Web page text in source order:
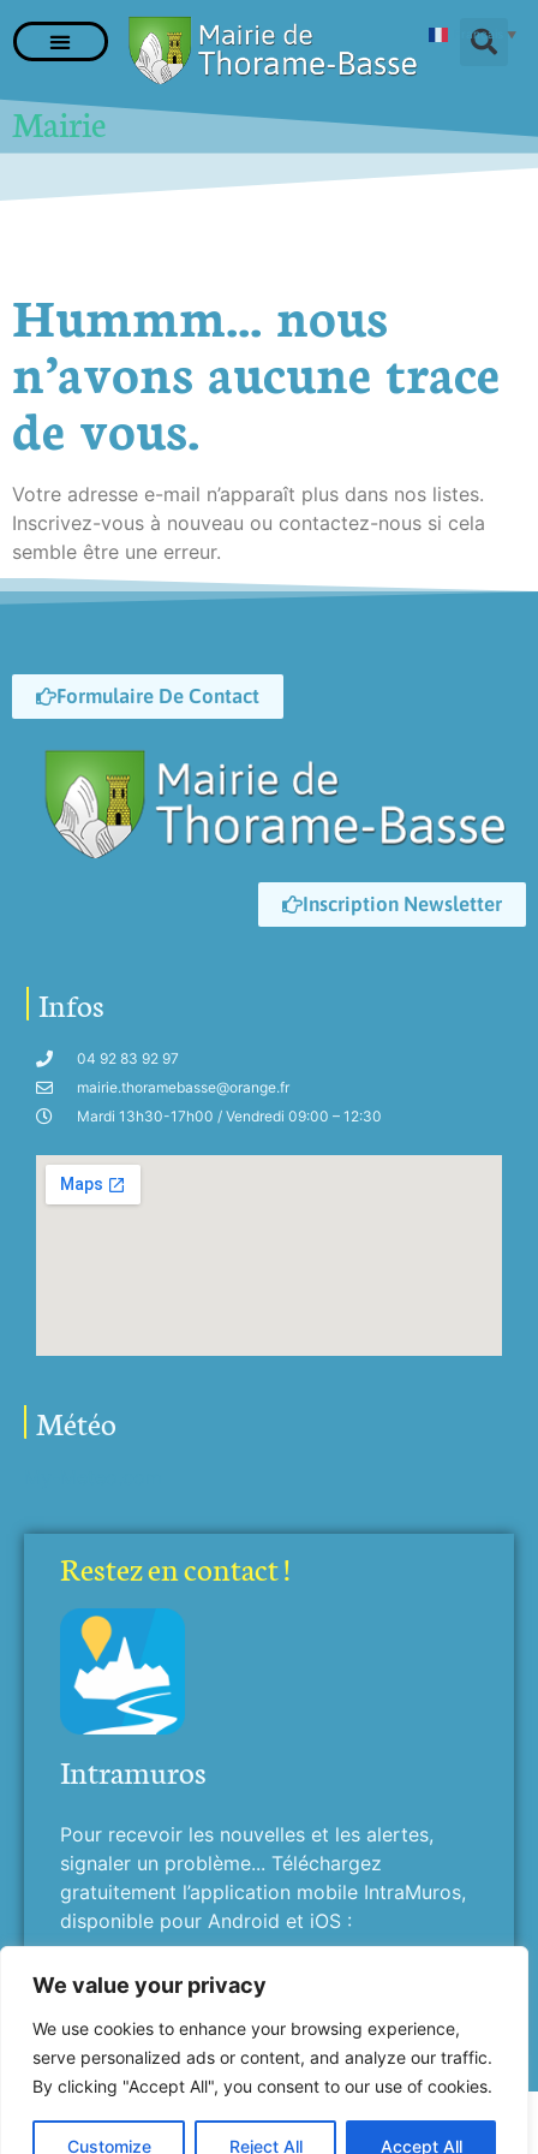
We value your privacy
We use cookies to enhance your browsing experience,
serve personalized ads or content, and analyze our traffic.
By clicking "Accept All", you consent to our use of cookies.
Customize Reject All Accept All
Mairie
Hummm... nous
n’avons aucune trace
de vous.
Votre adresse e-mail n’apparaît plus dans nos listes.
Inscrivez-vous à nouveau ou contactez-nous si cela
semble être une erreur.
Formulaire De Contact
Inscription Newsletter
Infos
04 92 83 92 97
mairie.thoramebasse@orange.fr
Mardi 13h30-17h00 / Vendredi 09:00 – 12:30
Météo
Restez en contact !
Intramuros
Pour recevoir les nouvelles et les alertes,
signaler un problème... Téléchargez
gratuitement l’application mobile IntraMuros,
disponible pour Android et iOS :
Français ▼